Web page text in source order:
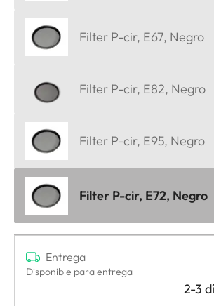
Filter P-cir, E67, Negro
Filter P-cir, E82, Negro
Filter P-cir, E95, Negro
Filter P-cir, E72, Negro
Entrega
Disponible para entrega
2-3